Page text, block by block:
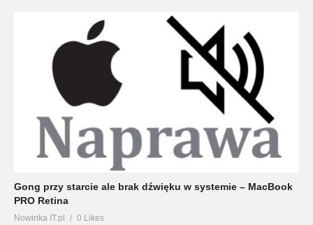
Gong przy starcie ale brak dźwięku w systemie – MacBook
PRO Retina
Nowinka IT.pl 0 Likes